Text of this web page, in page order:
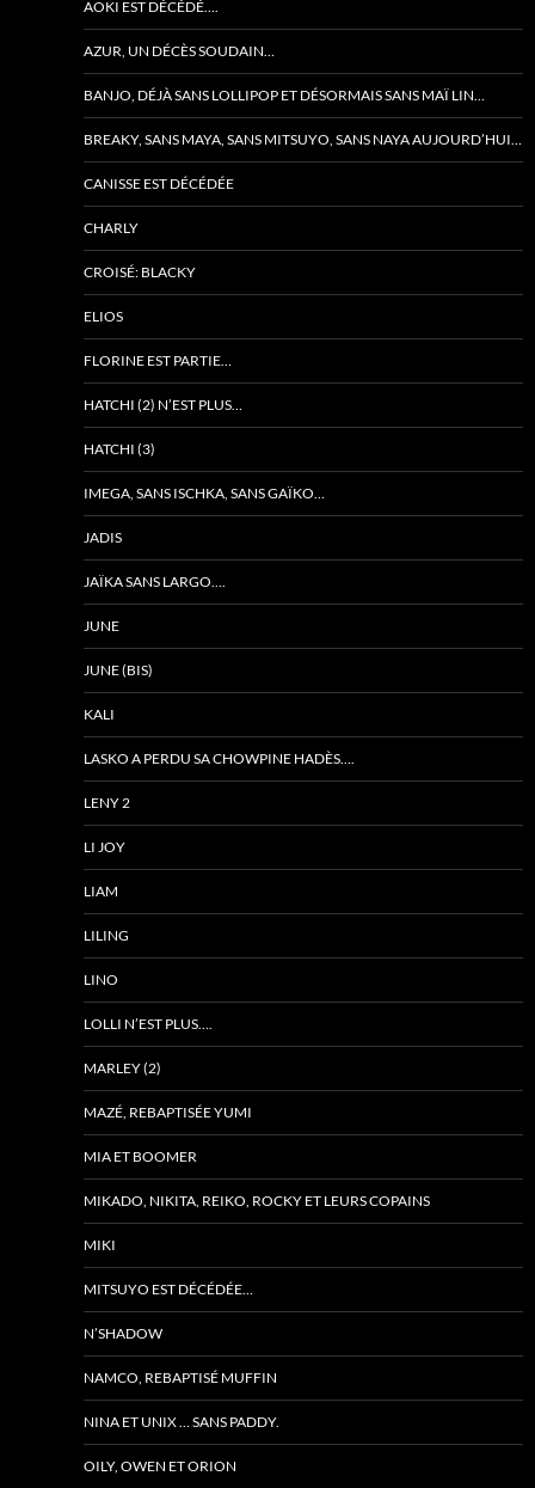
AOKI EST DÉCÉDÉ….
AZUR, UN DÉCÈS SOUDAIN…
BANJO, DÉJÀ SANS LOLLIPOP ET DÉSORMAIS SANS MAÏ LIN…
BREAKY, SANS MAYA, SANS MITSUYO, SANS NAYA AUJOURD’HUI…
CANISSE EST DÉCÉDÉE
CHARLY
CROISÉ: BLACKY
ELIOS
FLORINE EST PARTIE…
HATCHI (2) N’EST PLUS…
HATCHI (3)
IMEGA, SANS ISCHKA, SANS GAÏKO…
JADIS
JAÏKA SANS LARGO….
JUNE
JUNE (BIS)
KALI
LASKO A PERDU SA CHOWPINE HADÈS….
LENY 2
LI JOY
LIAM
LILING
LINO
LOLLI N’EST PLUS….
MARLEY (2)
MAZÉ, REBAPTISÉE YUMI
MIA ET BOOMER
MIKADO, NIKITA, REIKO, ROCKY ET LEURS COPAINS
MIKI
MITSUYO EST DÉCÉDÉE…
N’SHADOW
NAMCO, REBAPTISÉ MUFFIN
NINA ET UNIX … SANS PADDY.
OILY, OWEN ET ORION